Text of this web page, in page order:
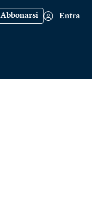
Abbonarsi Entra